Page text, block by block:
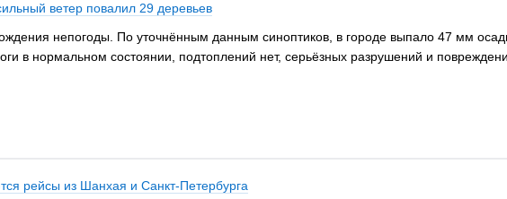
ветер повалил 29 деревьев
непогоды. По уточнённым данным синоптиков, в городе выпало 47 мм
в нормальном состоянии, подтоплений нет, серьёзных разрушений и
рейсы из Шанхая и Санкт-Петербурга